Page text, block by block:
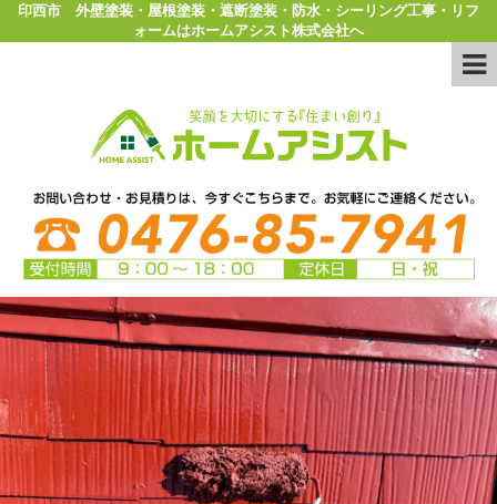
印西市 外壁塗装・屋根塗装・遮断塗装・防水・シーリング工事・リフ
ォームはホームアシスト株式会社へ